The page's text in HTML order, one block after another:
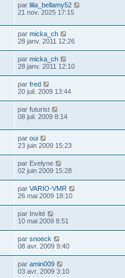
par lilia_bellamy52
21 nov. 2025 17:15
par micka_ch
28 janv. 2011 12:26
par micka_ch
28 janv. 2011 12:10
par fred
20 juil. 2009 13:44
par futurist
08 juil. 2009 8:14
par oui
23 juin 2009 15:23
par Evelyne
02 juin 2009 15:28
par VARIO-VMR
26 mai 2009 18:10
par Invité
10 mai 2009 8:51
par snoeck
08 avr. 2009 9:40
par amin009
03 avr. 2009 3:10